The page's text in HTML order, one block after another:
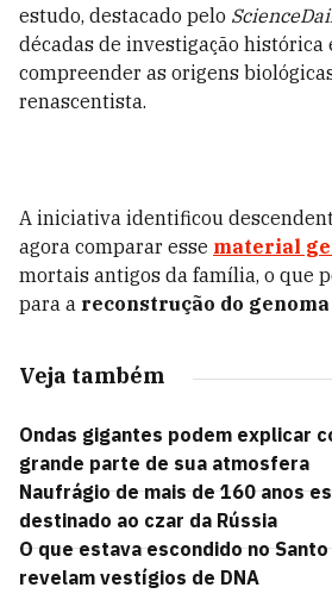
estudo, destacado pelo
décadas de investigação histórica
compreender as origens
renascentista.
A iniciativa identificou
agora comparar esse material
mortais antigos da família, o que
para a reconstrução do genoma
Veja também
Ondas gigantes podem explicar
grande parte de sua atmosfera
Naufrágio de mais de 160 anos
destinado ao czar da Rússia
O que estava escondido no
revelam vestígios de DNA